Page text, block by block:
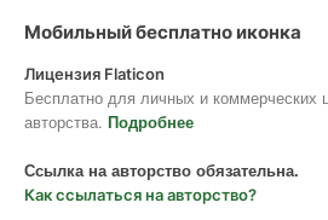
Мобильный бесплатно иконка
Лицензия Flaticon
Бесплатно для личных и коммерческих
авторства. Подробнее
Ссылка на авторство обязательна.
Как ссылаться на авторство?